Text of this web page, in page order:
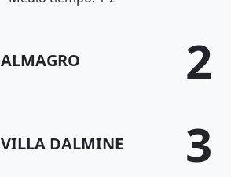
ALMAGRO 2
VILLA DALMINE 3